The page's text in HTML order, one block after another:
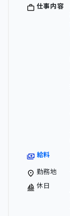
仕事内容
給料
勤務地
休日